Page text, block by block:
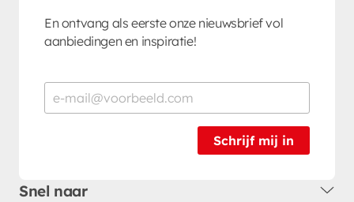
En ontvang als eerste onze nieuwsbrief vol
aanbiedingen en inspiratie!
Schrijf mij in
Snel naar